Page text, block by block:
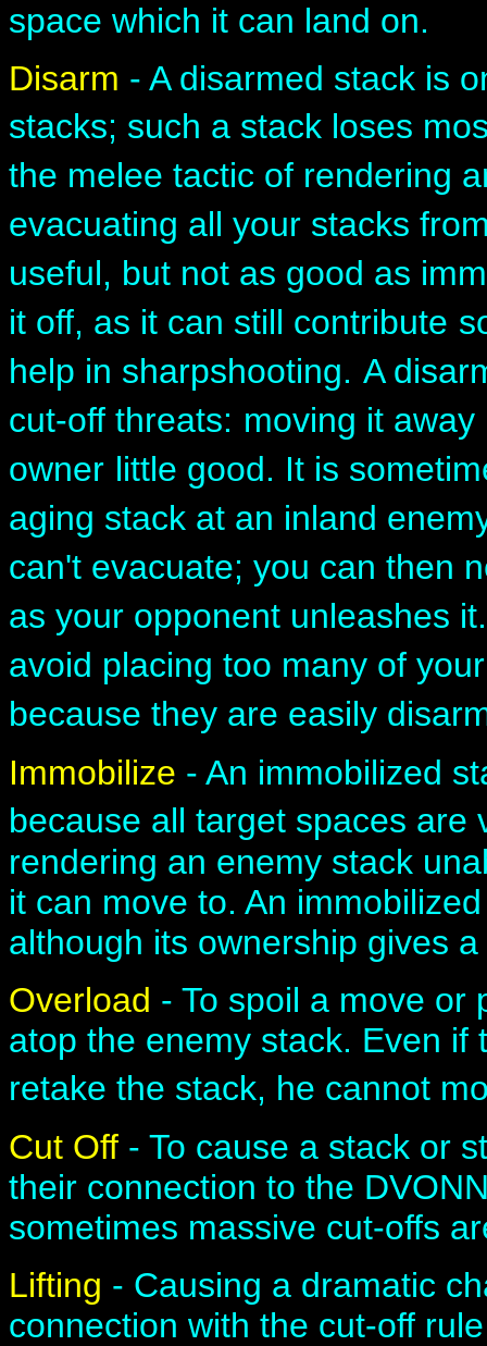
space which it can land on.
Disarm - A disarmed stack is
stacks; such a stack loses
the melee tactic of rendering
evacuating all your stacks
useful, but not as good as
it off, as it can still contribute
help in sharpshooting. A
cut-off threats: moving it
owner little good. It is
aging stack at an inland
can't evacuate; you can then
as your opponent unleashes it.
avoid placing too many of your
because they are easily
Immobilize - An immobilized
because all target spaces are
rendering an enemy stack
it can move to. An
although its ownership gives
Overload - To spoil a move or
atop the enemy stack. Even
retake the stack, he cannot
Cut Off - To cause a stack or
their connection to the
sometimes massive cut-offs
Lifting - Causing a dramatic
connection with the cut-off